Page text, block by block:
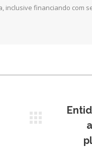
inclusive financiando com